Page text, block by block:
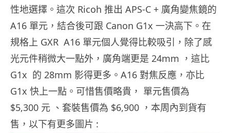
性地選擇。這次 Ricoh 推出 APS-C + 廣角變焦鏡的
A16 單元，結合後可跟 Canon G1x 一決高下。在
規格上 GXR A16 單元個人覺得比較吸引，除了感
光元件稍微大一點外，廣角端更是 24mm ，這比
G1x 的 28mm 影得更多。A16 對焦反應，亦比
G1x 快上一點。可惜售價略貴， 單元售價為
$5,300 元 、套裝售價為 $6,900 ，本周內到貨有
售，以下有更多圖片 :